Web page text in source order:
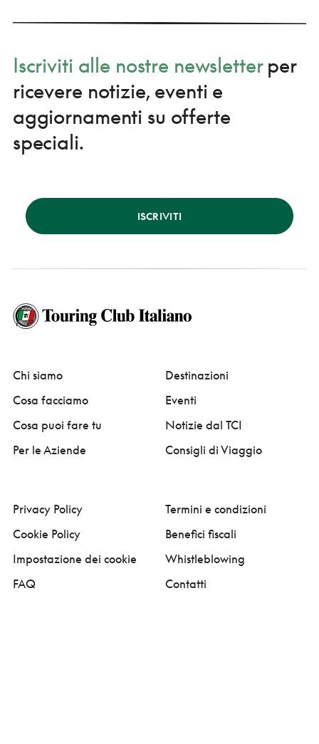
Iscriviti alle nostre newsletterper
ricevere notizie, eventi e
aggiornamenti su offerte
speciali.
ISCRIVITI
Chi siamo
Cosa facciamo
Cosa puoi fare tu
Per le Aziende
Destinazioni
Eventi
Notizie dal TCI
Consigli di Viaggio
Privacy Policy
Cookie Policy
Impostazione dei cookie
FAQ
Termini e condizioni
Benefici fiscali
Whistleblowing
Contatti